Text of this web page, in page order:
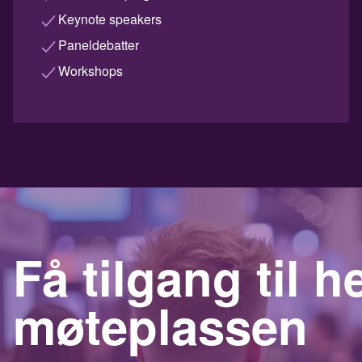
Keynote speakers
Paneldebatter
Workshops
Få tilgang til
møteplassen